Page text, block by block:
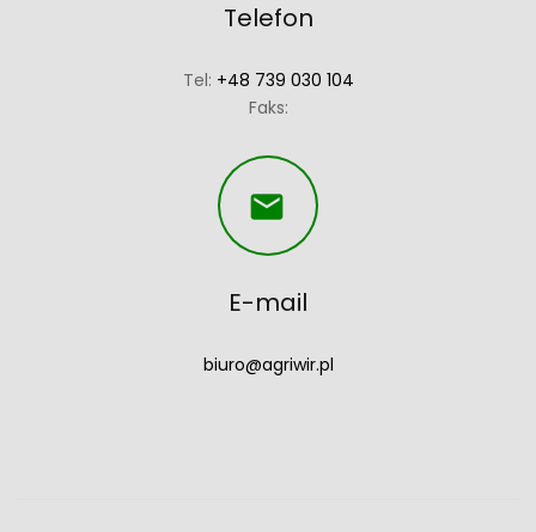
Telefon
Tel: +48 739 030 104
Faks:

E-mail
biuro@agriwir.pl